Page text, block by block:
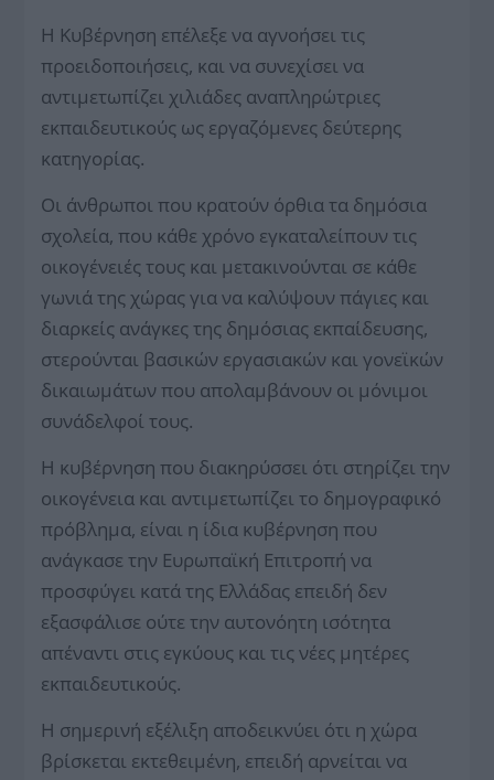
Η Κυβέρνηση επέλεξε να αγνοήσει τις
προειδοποιήσεις, και να συνεχίσει να
αντιμετωπίζει χιλιάδες αναπληρώτριες
εκπαιδευτικούς ως εργαζόμενες δεύτερης
κατηγορίας.
Οι άνθρωποι που κρατούν όρθια τα δημόσια
σχολεία, που κάθε χρόνο εγκαταλείπουν τις
οικογένειές τους και μετακινούνται σε κάθε
γωνιά της χώρας για να καλύψουν πάγιες και
διαρκείς ανάγκες της δημόσιας εκπαίδευσης,
στερούνται βασικών εργασιακών και γονεϊκών
δικαιωμάτων που απολαμβάνουν οι μόνιμοι
συνάδελφοί τους.
Η κυβέρνηση που διακηρύσσει ότι στηρίζει την
οικογένεια και αντιμετωπίζει το δημογραφικό
πρόβλημα, είναι η ίδια κυβέρνηση που
ανάγκασε την Ευρωπαϊκή Επιτροπή να
προσφύγει κατά της Ελλάδας επειδή δεν
εξασφάλισε ούτε την αυτονόητη ισότητα
απέναντι στις εγκύους και τις νέες μητέρες
εκπαιδευτικούς.
Η σημερινή εξέλιξη αποδεικνύει ότι η χώρα
βρίσκεται εκτεθειμένη, επειδή αρνείται να